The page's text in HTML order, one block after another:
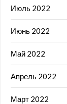
Июль 2022
Июнь 2022
Май 2022
Апрель 2022
Март 2022